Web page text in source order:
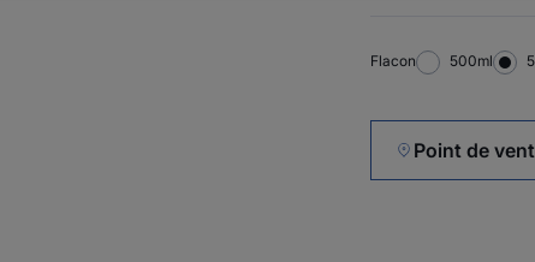
Flacon Flacon
500ml
Point de